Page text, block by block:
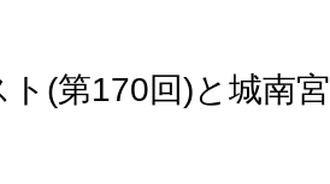
(第170回)と城南宮